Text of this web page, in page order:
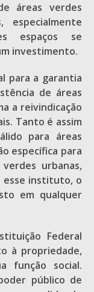
áreas verdes
especialmente
espaços se
investimento.
para a garantia
de áreas
a reivindicação
Tanto é assim
para áreas
específica para
urbanas,
esse instituto, o
em qualquer
Federal
à propriedade,
função social.
público de